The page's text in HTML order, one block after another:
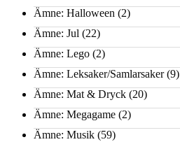
Ämne: Halloween (2)
Ämne: Jul (22)
Ämne: Lego (2)
Ämne: Leksaker/Samlarsaker(9)
Ämne: Mat & Dryck (20)
Ämne: Megagame (2)
Ämne: Musik (59)